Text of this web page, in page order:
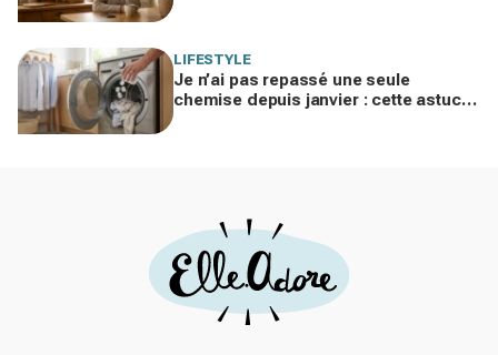
LIFESTYLE
Je n’ai pas repassé une seule
chemise depuis janvier : cette astuce